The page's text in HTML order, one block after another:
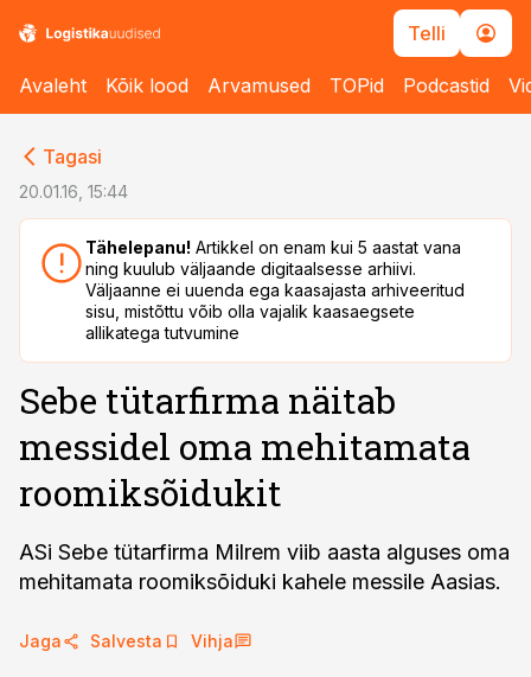
Telli
Avaleht Kõik lood Arvamused TOPid Podcastid
Tagasi
20.01.16, 15:44
Tähelepanu! Artikkel on enam kui 5 aastat vana
ning kuulub väljaande digitaalsesse arhiivi.
Väljaanne ei uuenda ega kaasajasta arhiveeritud
sisu, mistõttu võib olla vajalik kaasaegsete
allikatega tutvumine
Sebe tütarfirma näitab
messidel oma mehitamata
roomiksõidukit
ASi Sebe tütarfirma Milrem viib aasta alguses oma
mehitamata roomiksõiduki kahele messile Aasias.
Jaga Salvesta Vihja